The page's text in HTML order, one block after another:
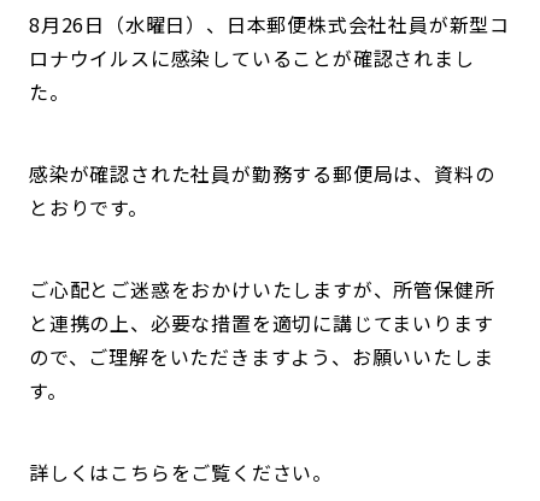
8月26日（水曜日）、日本郵便株式会社社員が新型コ
ロナウイルスに感染していることが確認されまし
た。
感染が確認された社員が勤務する郵便局は、資料の
とおりです。
ご心配とご迷惑をおかけいたしますが、所管保健所
と連携の上、必要な措置を適切に講じてまいります
ので、ご理解をいただきますよう、お願いいたしま
す。
詳しくはこちらをご覧ください。